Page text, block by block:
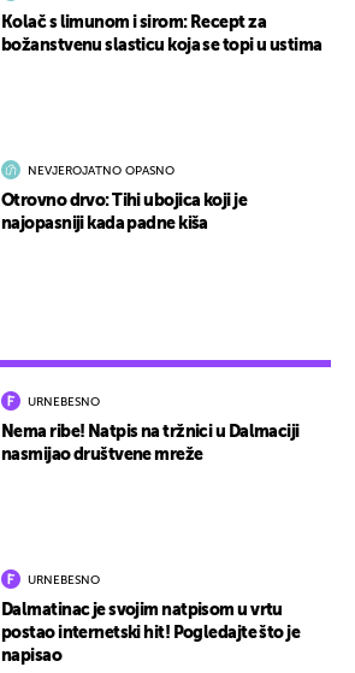
URNEBESNO
Nema ribe! Natpis na tržnici u Dalmaciji
nasmijao društvene mreže
URNEBESNO
Dalmatinac je svojim natpisom u vrtu
postao internetski hit! Pogledajte što je
napisao
Kolač s limunom i sirom: Recept za
božanstvenu slasticu koja se topi u ustima
NEVJEROJATNO OPASNO
Otrovno drvo: Tihi ubojica koji je
najopasniji kada padne kiša